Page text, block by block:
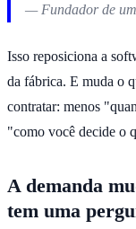
— Fundador de
Isso reposiciona a
da fábrica. E muda o
contratar: menos
"como você decide o
A demanda
tem uma